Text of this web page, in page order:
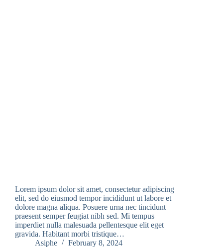
Lorem ipsum dolor sit amet, consectetur adipiscing
elit, sed do eiusmod tempor incididunt ut labore et
dolore magna aliqua. Posuere urna nec tincidunt
praesent semper feugiat nibh sed. Mi tempus
imperdiet nulla malesuada pellentesque elit eget
gravida. Habitant morbi tristique…
Asiphe
February 8, 2024